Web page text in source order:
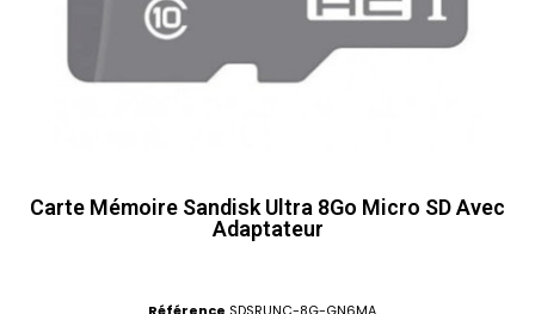
Carte Mémoire Sandisk Ultra 8Go Micro SD Avec
Adaptateur